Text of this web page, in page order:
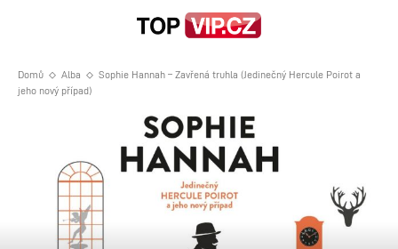
Domů Alba
Sophie Hannah – Zavřená truhla (Jedinečný Hercule Poirot a
jeho nový případ)